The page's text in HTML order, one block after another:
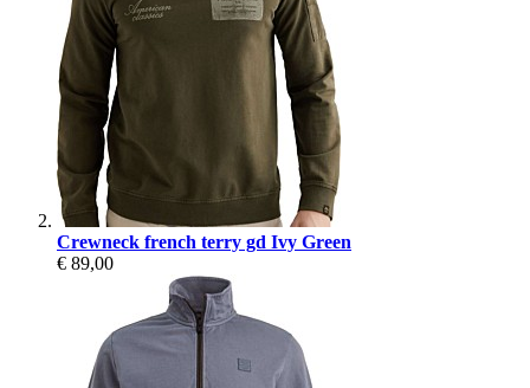
Crewneck french terry gd Ivy Green
€ 89,00